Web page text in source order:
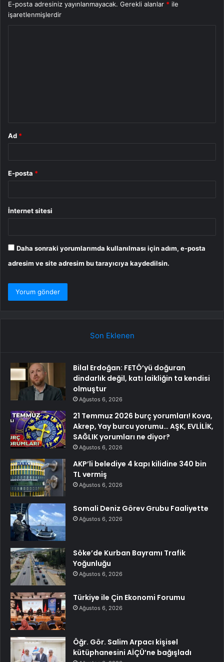
E-posta adresiniz yayınlanmayacak. Gerekli alanlar * ile
işaretlenmişlerdir
Ad *
E-posta *
İnternet sitesi
Daha sonraki yorumlarımda kullanılması için adım, e-posta
adresim ve site adresim bu tarayıcıya kaydedilsin.
Son Eklenen
Bilal Erdoğan: FETÖ’yü doğuran
dindarlık değil, katı laikliğin ta kendisi
olmuştur
Ağustos 6, 2026
21 Temmuz 2026 burç yorumları! Kova,
Akrep, Yay burcu yorumu… AŞK, EVLİLİK,
SAĞLIK yorumları ne diyor?
Ağustos 6, 2026
AKP’li belediye 4 kapı kilidine 340 bin
TL vermiş
Ağustos 6, 2026
Somali Deniz Görev Grubu Faaliyette
Ağustos 6, 2026
Söke’de Kurban Bayramı Trafik
Yoğunluğu
Ağustos 6, 2026
Türkiye ile Çin Ekonomi Forumu
Ağustos 6, 2026
Öğr. Gör. Salim Arpacı kişisel
kütüphanesini AİÇÜ’ne bağışladı